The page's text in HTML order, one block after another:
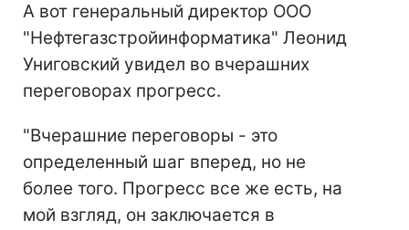
А вот генеральный директор ООО
"Нефтегазстройинформатика" Леонид
Униговский увидел во вчерашних
переговорах прогресс.
"Вчерашние переговоры - это
определенный шаг вперед, но не
более того. Прогресс все же есть, на
мой взгляд, он заключается в